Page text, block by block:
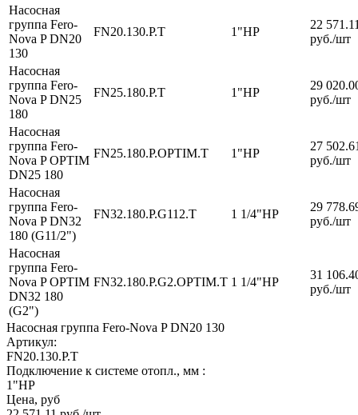
Насосная
группа Fero-
Nova P DN20
130
FN20.130.P.T 1"НР
22
руб./шт
Насосная
группа Fero-
Nova P DN25
180
FN25.180.P.T 1"НР
29
руб./шт
Насосная
группа Fero-
Nova P OPTIM
DN25 180
FN25.180.P.OPTIM.T 1"НР
27
руб./шт
Насосная
группа Fero-
Nova P DN32
180 (G11/2")
FN32.180.P.G112.T 1 1/4"НР
29
руб./шт
Насосная
группа Fero-
Nova P OPTIM
DN32 180
(G2")
FN32.180.P.G2.OPTIM.T 1 1/4"НР
31
руб./шт
Насосная группа Fero-Nova P DN20 130
Артикул:
FN20.130.P.T
Подключение к системе отопл., мм :
1"НР
Цена, руб